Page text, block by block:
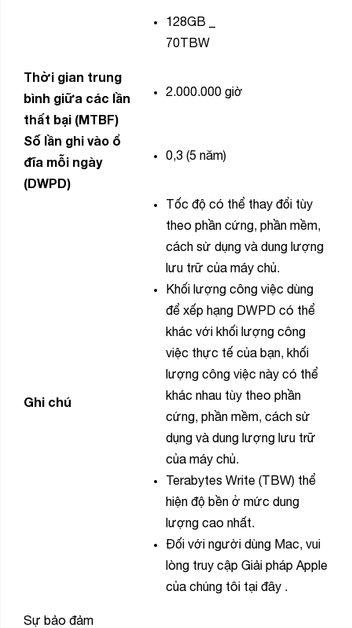
128GB
70TBW
Thời gian trung
bình giữa các lần
thất bại (MTBF)
2.000.000 giờ
Số lần ghi vào ổ
đĩa mỗi ngày
(DWPD)
0,3 (5 năm)
Ghi chú
Tốc độ có thể thay đổi tùy
theo phần cứng, phần mềm,
cách sử dụng và dung lượng
lưu trữ của máy chủ.
Khối lượng công việc dùng
để xếp hạng DWPD có thể
khác với khối lượng công
việc thực tế của bạn, khối
lượng công việc này có thể
khác nhau tùy theo phần
cứng, phần mềm, cách sử
dụng và dung lượng lưu trữ
của máy chủ.
Terabytes Write (TBW) thể
hiện độ bền ở mức dung
lượng cao nhất.
Đối với người dùng Mac, vui
lòng truy cập Giải pháp Apple
của chúng tôi tại đây .
Sự bảo đảm